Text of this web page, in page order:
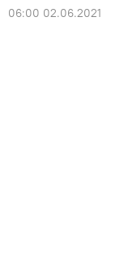
06:00 02.06.2021